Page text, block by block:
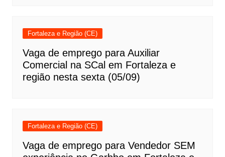
Fortaleza e Região (CE)
Vaga de emprego para Auxiliar
Comercial na SCal em Fortaleza e
região nesta sexta (05/09)
Fortaleza e Região (CE)
Vaga de emprego para Vendedor SEM